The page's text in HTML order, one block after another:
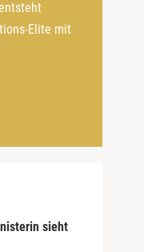
Elite mit
sieht